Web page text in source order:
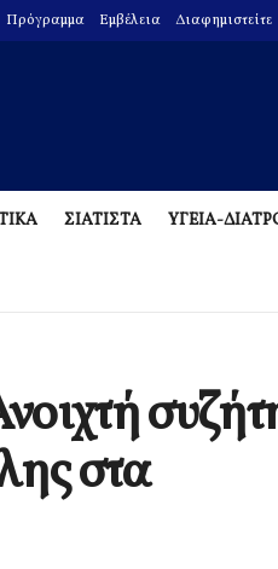
Πρόγραμμα Εμβέλεια Διαφημιστείτε
ΣΙΑΤΙΣΤΑ ΥΓΕΙΑ-
στα